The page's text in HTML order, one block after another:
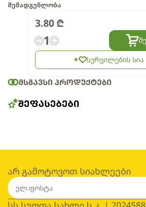
შემადგენლობა
3.80 ₾
1
სურვილების სია
ᲛᲡᲒᲐᲕᲡᲘ ᲞᲠᲝᲓᲣᲥᲢᲔᲑᲘ
ᲨᲔᲤᲐᲡᲔᲑᲔᲑᲘ
არ გამოტოვოთ სიახლეები